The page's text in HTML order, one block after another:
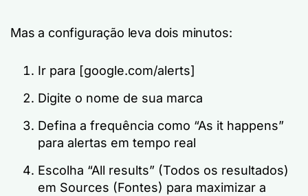
Mas a configuração leva dois minutos:
Ir para [google.com/alerts]
Digite o nome de sua marca
Defina a frequência como “As it happens”
para alertas em tempo real
Escolha “All results” (Todos os resultados)
em Sources (Fontes) para maximizar a